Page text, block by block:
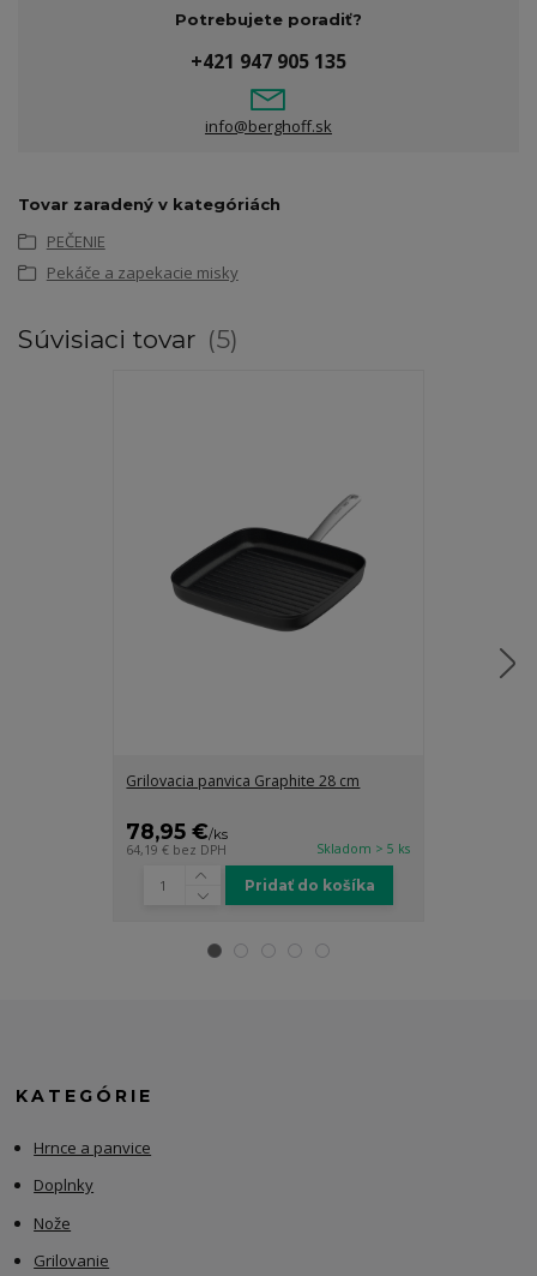
Potrebujete poradiť?
+421 947 905 135
info@berghoff.sk
Tovar zaradený v kategóriách
PEČENIE
Pekáče a zapekacie misky
Súvisiaci tovar 5
Grilovacia panvica Graphite 28 cm
78,95 €/ks
64,19 € bez DPH Skladom > 5 ks
Pridať do košíka
KATEGÓRIE
Hrnce a panvice
Doplnky
Nože
Grilovanie